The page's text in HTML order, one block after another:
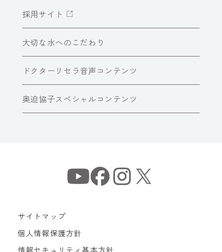
採用サイト
大切な水へのこだわり
ドクターリセラ音声コンテンツ
奥迫協子スペシャルコンテンツ
サイトマップ
個人情報保護方針
情報セキュリティ基本方針